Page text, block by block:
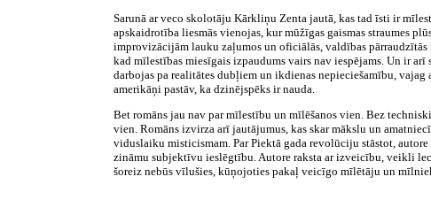
Sarunā ar veco skolotāju Kārkliņu Zenta jautā, kas tad īsti ir
apskaidrotība liesmās vienojas, kur mūžīgas gaismas straumes
improvizācijām lauku zaļumos un oficiālās, valdības
kad mīlestības miesīgais izpaudums vairs nav iespējams. Un ir
darbojas pa realitātes dubļiem un ikdienas nepieciešamību,
amerikāņi pastāv, ka dzinējspēks ir nauda.
Bet romāns jau nav par mīlestību un mīlēšanos vien. Bez
vien. Romāns izvirza arī jautājumus, kas skar mākslu un
viduslaiku misticismam. Par Piektā gada revolūciju stāstot,
zināmu subjektīvu ieslēgtību. Autore raksta ar izveicību, veikli
šoreiz nebūs vīlušies, kūņojoties pakaļ veicīgo mīlētāju un